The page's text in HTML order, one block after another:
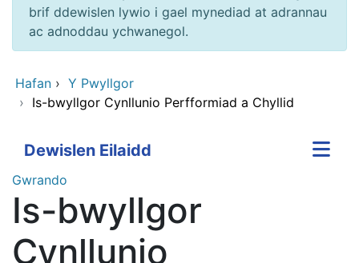
brif ddewislen lywio i gael mynediad at adrannau
ac adnoddau ychwanegol.
Hafan › Y Pwyllgor
› Is-bwyllgor Cynllunio Perfformiad a Chyllid
Dewislen Eilaidd
Gwrando
Is-bwyllgor
Cynllunio